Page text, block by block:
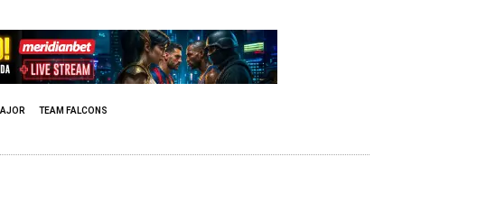
TEAM FALCONS